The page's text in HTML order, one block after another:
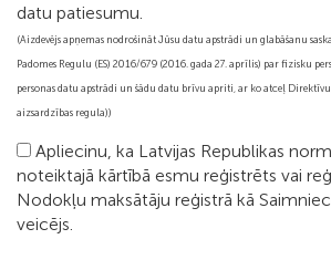
datu patiesumu.
(Aizdevējs apņemas nodrošināt Jūsu datu apstrādi un glabāšanu
Padomes Regulu (ES) 2016/679 (2016. gada 27. aprīlis) par fizisku
personas datu apstrādi un šādu datu brīvu apriti, ar ko atceļ
aizsardzības regula))
Apliecinu, ka Latvijas Republikas
noteiktajā kārtībā esmu reģistrēts vai
Nodokļu maksātāju reģistrā kā
veicējs.